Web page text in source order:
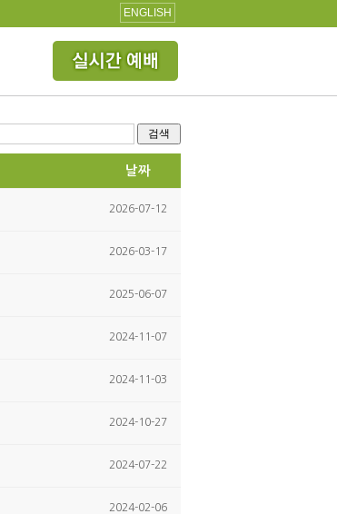
ENGLISH
검색
날짜
2026-07-12
2026-03-17
2025-06-07
2024-11-07
2024-11-03
2024-10-27
2024-07-22
2024-02-06